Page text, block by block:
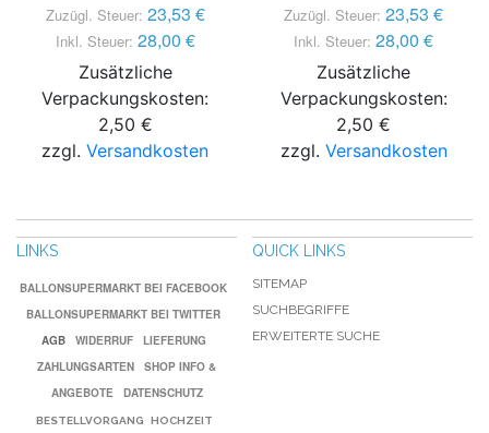
Zuzügl. Steuer: 23,53 €
Inkl. Steuer: 28,00 €
Zusätzliche
Verpackungskosten:
2,50 €
zzgl.Versandkosten
Zuzügl. Steuer: 23,53 €
Inkl. Steuer: 28,00 €
Zusätzliche
Verpackungskosten:
2,50 €
zzgl. Versandkosten
LINKS
BALLONSUPERMARKT BEI FACEBOOK
BALLONSUPERMARKT BEI TWITTER
AGB
WIDERRUF
LIEFERUNG
ZAHLUNGSARTEN
SHOP INFO &
ANGEBOTE
DATENSCHUTZ
BESTELLVORGANG
HOCHZEIT
QUICK LINKS
SITEMAP
SUCHBEGRIFFE
ERWEITERTE SUCHE